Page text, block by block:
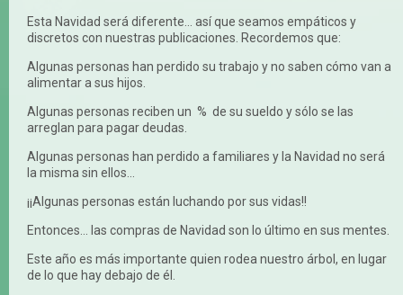
Esta Navidad será diferente... así que seamos empáticos y
discretos con nuestras publicaciones. Recordemos que:
Algunas personas han perdido su trabajo y no saben cómo van a
alimentar a sus hijos.
Algunas personas reciben un % de su sueldo y sólo se las
arreglan para pagar deudas.
Algunas personas han perdido a familiares y la Navidad no será
la misma sin ellos...
¡¡Algunas personas están luchando por sus vidas!!
Entonces... las compras de Navidad son lo último en sus mentes.
Este año es más importante quien rodea nuestro árbol, en lugar
de lo que hay debajo de él.